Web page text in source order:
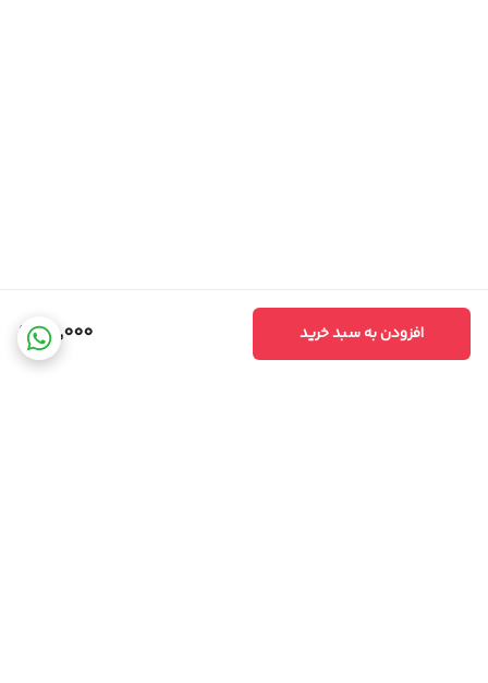
98,000 افزودن به سبد خرید